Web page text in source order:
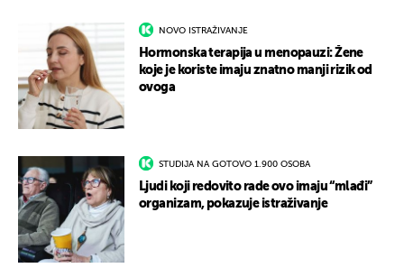
NOVO ISTRAŽIVANJE
Hormonska terapija u menopauzi: Žene
koje je koriste imaju znatno manji rizik od
ovoga
STUDIJA NA GOTOVO 1.900 OSOBA
Ljudi koji redovito rade ovo imaju “mlađi”
organizam, pokazuje istraživanje